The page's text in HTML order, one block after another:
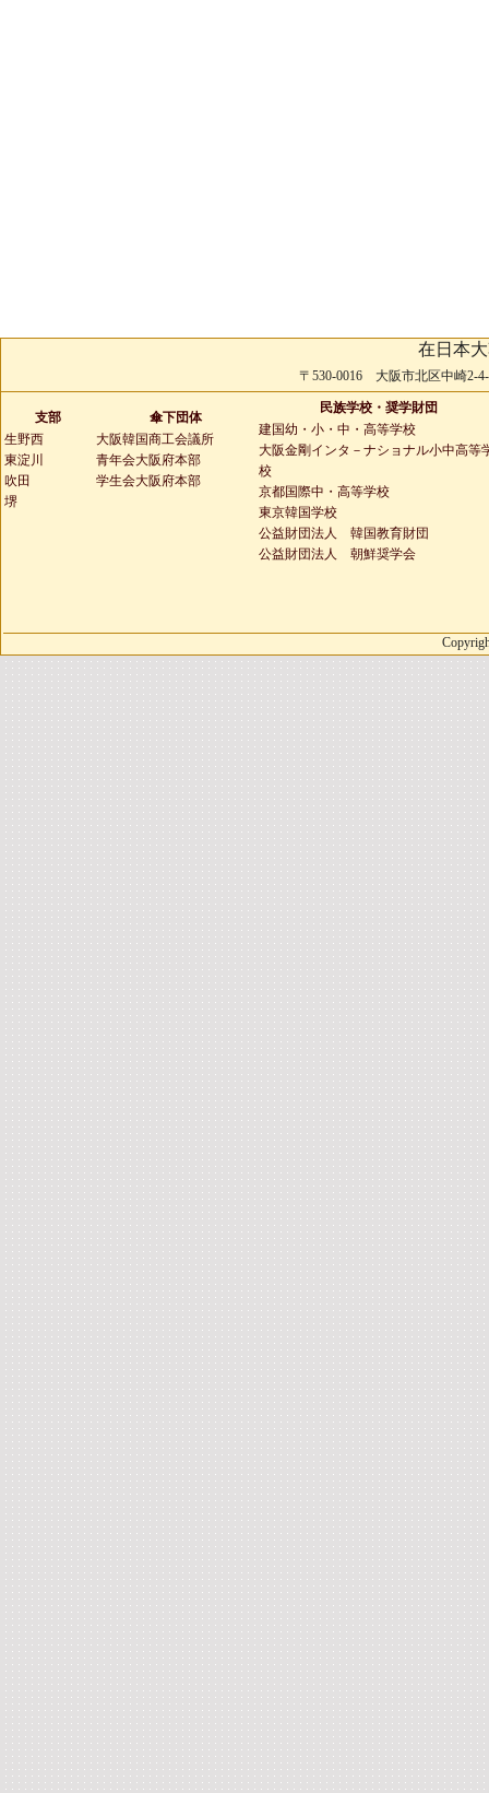
在日本
〒530-0016 大阪市北区中崎2-
支部
生野西
東淀川
吹田
堺
傘下団体
大阪韓国商工会議所
青年会大阪府本部
学生会大阪府本部
民族学校・奨学財団
建国幼・小・中・高等学校
大阪金剛インタ－ナショナル小中高等
校
京都国際中・高等学校
東京韓国学校
公益財団法人 韓国教育財団
公益財団法人 朝鮮奨学会